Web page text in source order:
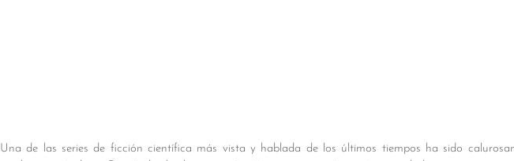
Una de las series de ficción científica más vista y hablada de los últimos tiempos ha sido